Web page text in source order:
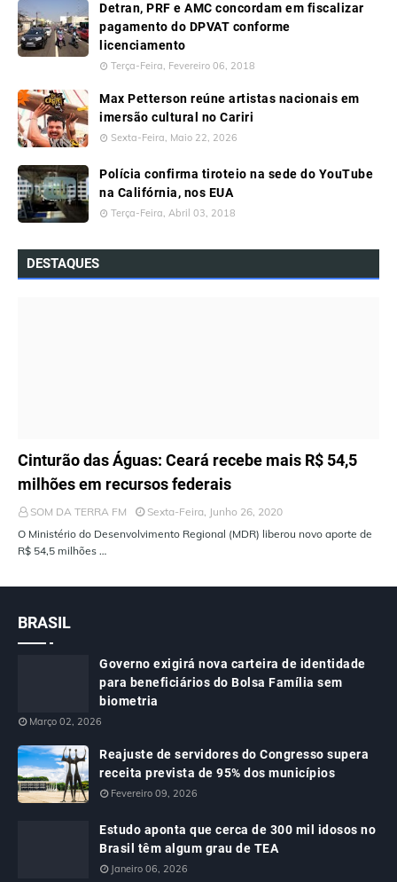
Detran, PRF e AMC concordam em fiscalizar
pagamento do DPVAT conforme
licenciamento
Terça-Feira, Fevereiro 06, 2018
Max Petterson reúne artistas nacionais em
imersão cultural no Cariri
Sexta-Feira, Maio 22, 2026
Polícia confirma tiroteio na sede do YouTube
na Califórnia, nos EUA
Terça-Feira, Abril 03, 2018
DESTAQUES
ÚLTIMAS NOTÍCIAS
Cinturão das Águas: Ceará recebe mais R$ 54,5
milhões em recursos federais
SOM DA TERRA FM
Sexta-Feira, Junho 26, 2020
O Ministério do Desenvolvimento Regional (MDR) liberou novo aporte de
R$ 54,5 milhões …
BRASIL
Governo exigirá nova carteira de identidade
para beneficiários do Bolsa Família sem
biometria
Março 02, 2026
Reajuste de servidores do Congresso supera
receita prevista de 95% dos municípios
Fevereiro 09, 2026
Estudo aponta que cerca de 300 mil idosos no
Brasil têm algum grau de TEA
Janeiro 06, 2026